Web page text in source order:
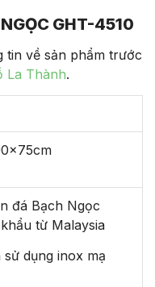
GHT-4510
tin về sản phẩm trước
La Thành.
đá Bạch Ngọc
từ Malaysia
sử dụng inox mạ